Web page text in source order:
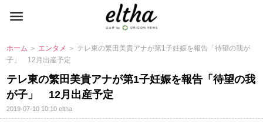
ホーム ＞ エンタメ ＞ テレ東の繁田美貴アナが第1子妊娠を報告「待望の我が
子」 12月出産予定
テレ東の繁田美貴アナが第1子妊娠を報告「待望の我
が子」 12月出産予定
2019-07-10 10:10eltha